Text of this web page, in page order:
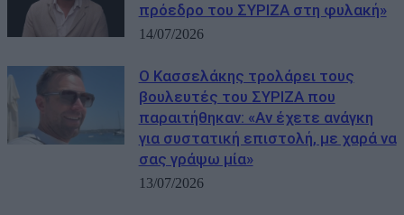
πρόεδρο του ΣΥΡΙΖΑ στη φυλακή»
14/07/2026
Ο Κασσελάκης τρολάρει τους
βουλευτές του ΣΥΡΙΖΑ που
παραιτήθηκαν: «Αν έχετε ανάγκη
για συστατική επιστολή, με χαρά να
σας γράψω μία»
13/07/2026